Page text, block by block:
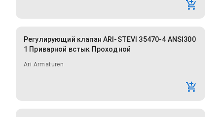
Регулирующий клапан ARI-STEVI 35470-4 ANSI300
1 Приварной встык Проходной
Ari Armaturen